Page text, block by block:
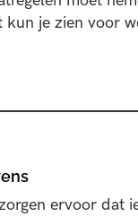
je zien voor
ervoor dat